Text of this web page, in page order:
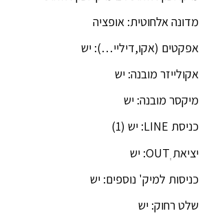
מדונה אלחוטית: אופציה
אפקטים (אקו,דיליי…): יש
אקולייזר מובנה: יש
מיקסר מובנה: יש
כניסת LINE: יש (1)
יציאת OUTְ: יש
כניסות למיק' נוספים: יש
שלט רחוק: יש